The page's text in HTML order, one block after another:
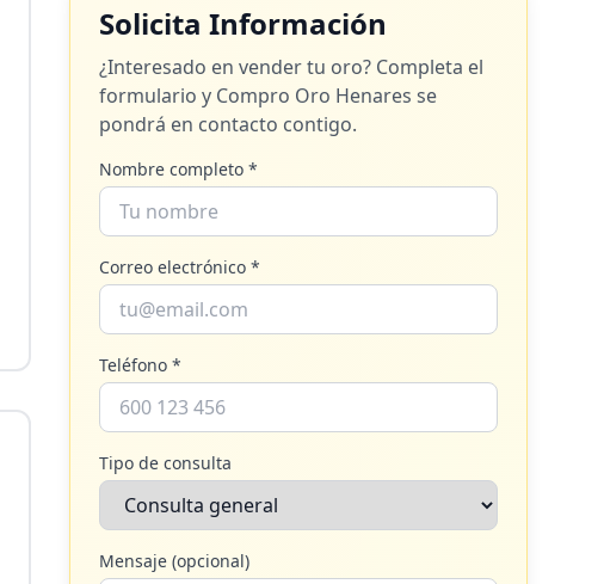
Solicita Información
¿Interesado en vender tu oro? Completa el
formulario y Compro Oro Henares se
pondrá en contacto contigo.
Nombre completo *
Correo electrónico *
Teléfono *
Tipo de consulta
Mensaje (opcional)